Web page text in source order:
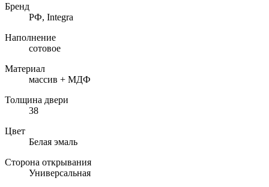
Бренд
РФ, Integra
Наполнение
сотовое
Материал
массив + МДФ
Толщина двери
38
Цвет
Белая эмаль
Сторона открывания
Универсальная